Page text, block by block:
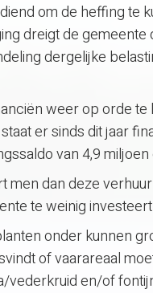
om de heffing te
dreigt de
dergelijke
weer op orde te
er sinds dit jaar
van 4,9 miljoen
men dan deze
te weinig
onder kunnen
of vaarareaal
en/of